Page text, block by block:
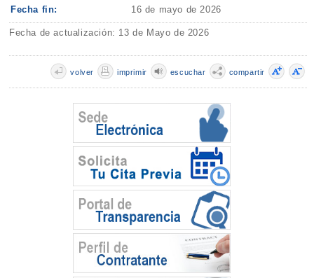
Fecha fin: 16 de mayo de 2026
Fecha de actualización: 13 de Mayo de 2026
compartir
escuchar
imprimir
volver